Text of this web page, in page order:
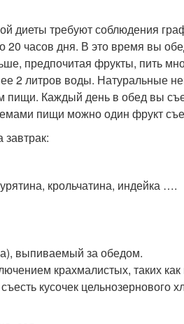
диеты требуют соблюдения
часов дня. В это время вы
предпочитая фрукты, пить
2 литров воды. Натуральные
пищи. Каждый день в обед вы
пищи можно один фрукт
крольчатина, индейка ….
выпиваемый за обедом.
крахмалистых, таких как
кусочек цельнозернового